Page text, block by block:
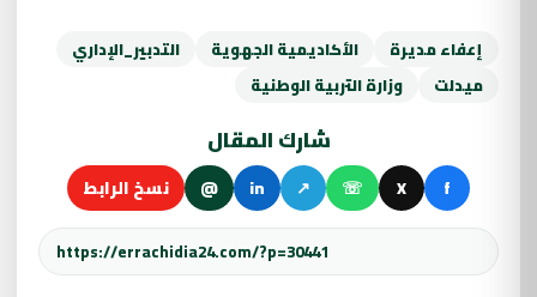
إعفاء مديرة الأكاديمية الجهوية
التدبير_الإداري
ميدلت
وزارة التربية الوطنية
شارك المقال
f
X
☏
↗
in
@ نسخ الرابط